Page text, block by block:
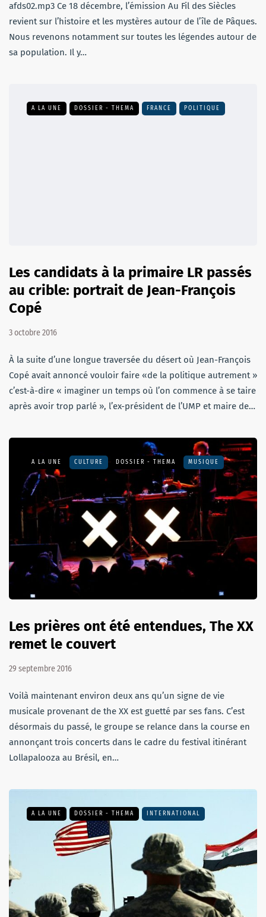
afds02.mp3 Ce 18 décembre, l’émission Au Fil des Siècles
revient sur l’histoire et les mystères autour de l’île de Pâques.
Nous revenons notamment sur toutes les légendes autour de
sa population. Il y…
A LA UNE DOSSIER - THEMA FRANCE POLITIQUE
Les candidats à la primaire LR passés
au crible: portrait de Jean-François
Copé
3 octobre 2016
À la suite d’une longue traversée du désert où Jean-François
Copé avait annoncé vouloir faire «de la politique autrement »
c’est-à-dire « imaginer un temps où l’on commence à se taire
après avoir trop parlé », l’ex-président de l’UMP et maire de…
A LA UNE CULTURE DOSSIER - THEMA MUSIQUE
Les prières ont été entendues, The XX
remet le couvert
29 septembre 2016
Voilà maintenant environ deux ans qu’un signe de vie
musicale provenant de the XX est guetté par ses fans. C’est
désormais du passé, le groupe se relance dans la course en
annonçant trois concerts dans le cadre du festival itinérant
Lollapalooza au Brésil, en…
A LA UNE DOSSIER - THEMA INTERNATIONAL